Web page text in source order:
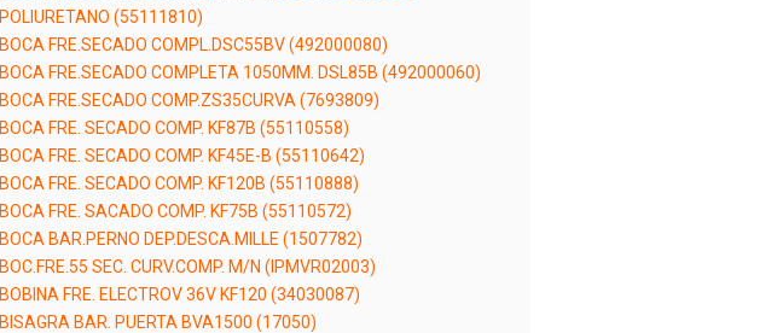
POLIURETANO (55111810)
BOCA FRE.SECADO COMPL.DSC55BV (492000080)
BOCA FRE.SECADO COMPLETA 1050MM. DSL85B (492000060)
BOCA FRE.SECADO COMP.ZS35CURVA (7693809)
BOCA FRE. SECADO COMP. KF87B (55110558)
BOCA FRE. SECADO COMP. KF45E-B (55110642)
BOCA FRE. SECADO COMP. KF120B (55110888)
BOCA FRE. SACADO COMP. KF75B (55110572)
BOCA BAR.PERNO DEP.DESCA.MILLE (1507782)
BOC.FRE.55 SEC. CURV.COMP. M/N (IPMVR02003)
BOBINA FRE. ELECTROV 36V KF120 (34030087)
BISAGRA BAR. PUERTA BVA1500 (17050)